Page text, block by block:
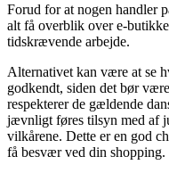
Forud for at nogen handler
alt få overblik over e-
tidskrævende arbejde.
Alternativet kan være at se
godkendt, siden det bør
respekterer de gældende
jævnligt føres tilsyn med af
vilkårene. Dette er en god
få besvær ved din shopping.